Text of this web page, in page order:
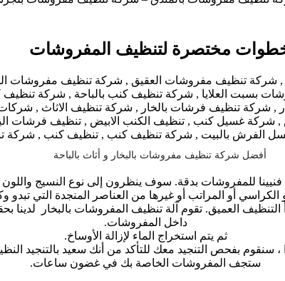
مختصرة لتنظيف المفروشات
أفضل شركة تنظيف مفروشات بالبخار و أثاث بالباحة
للمفروشات بدقة. سوف ينظرون إلى نوع النسيج واللون
أو المراتب أو غيرها من العناصر المنجدة التي تبدو
التنظيف العميق. تقوم آلة تنظيف المفروشات بالبخار لدينا
داخل المفروشات.
ثم يتم استخراج الماء لإزالة الأوساخ.
، سنقوم بفحص التنجيد معك للتأكد من أنك سعيد بالتنجيد
ستجف المفروشات الخاصة بك في غضون ساعات.